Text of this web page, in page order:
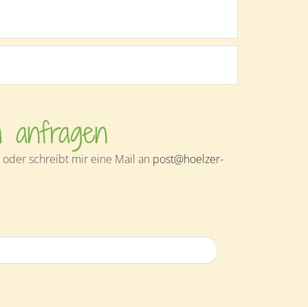
anfragen
schreibt mir eine Mail an post@hoelzer-